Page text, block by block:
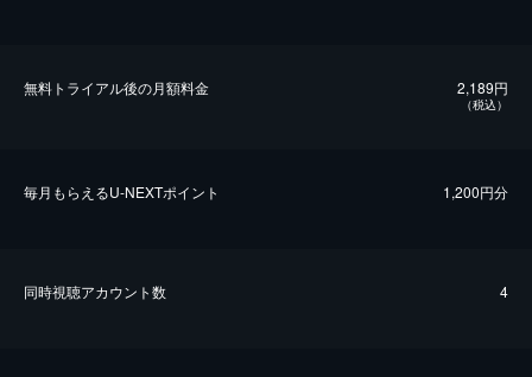
無料トライアル後の⽉額料金 2,189円
（税込）
毎⽉もらえるU-NEXTポイント 1,200円分
同時視聴アカウント数 4